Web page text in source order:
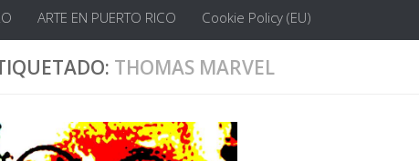
ARTE EN PUERTO RICO Cookie Policy (EU)
THOMAS MARVEL